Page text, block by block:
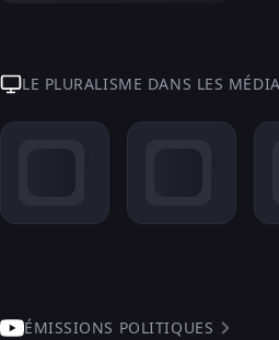
LE PLURALISME DANS LES
ÉMISSIONS POLITIQUES